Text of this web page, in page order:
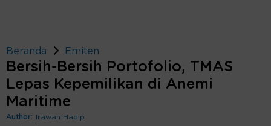
Beranda Emiten
Bersih-Bersih Portofolio, TMAS
Lepas Kepemilikan di Anemi
Maritime
Author: Irawan Hadip